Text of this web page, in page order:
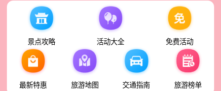
景点攻略 活动大全 免费活动
最新特惠 旅游地图 交通指南 旅游榜单